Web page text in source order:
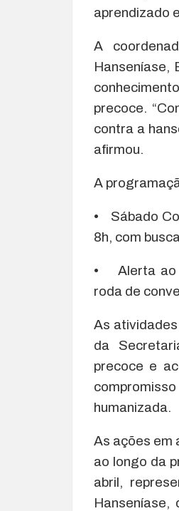
aprendizado
A
Hanseníase,
precoce.
contra a
afirmou.
A
• Sábado
8h, com
• Alerta ao
roda de
As
da
precoce e
humanizada.
As ações em
ao longo da
abril,